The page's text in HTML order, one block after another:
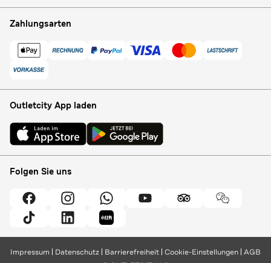
Zahlungsarten
Outletcity App laden
Folgen Sie uns
Impressum Datenschutz Barrierefreiheit Cookie-Einstellungen AGB